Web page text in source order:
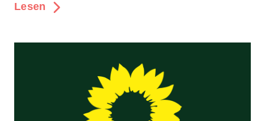
Lesen